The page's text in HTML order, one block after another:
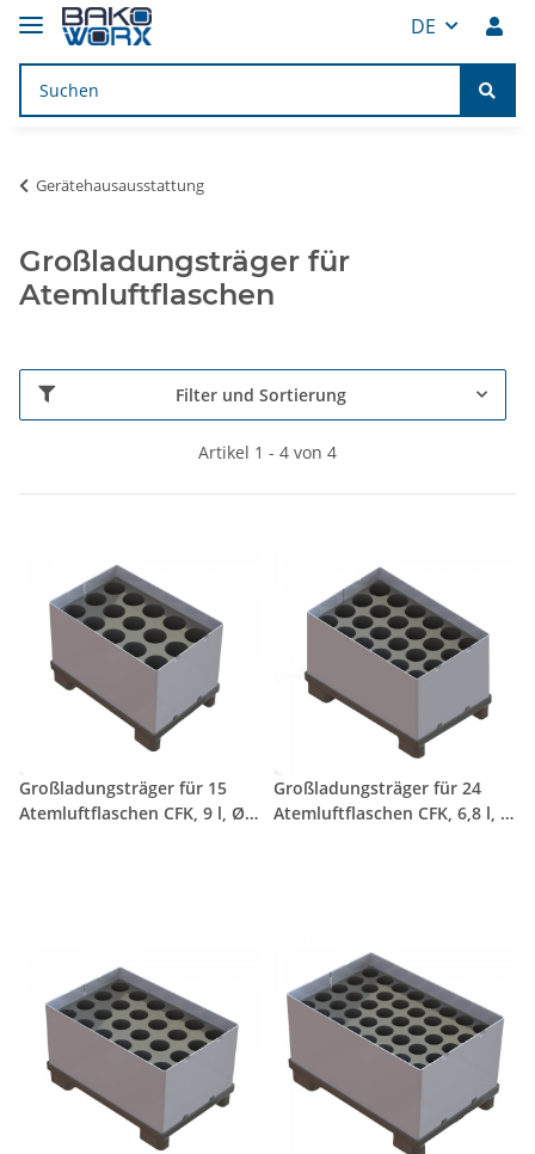
DE
Gerätehausausstattung
Großladungsträger für
Atemluftflaschen
Filter und Sortierung
Artikel 1 - 4 von 4
Großladungsträger für 15
Atemluftflaschen CFK, 9 l, Ø
Großladungsträger für 24
Atemluftflaschen CFK, 6,8 l, Ø